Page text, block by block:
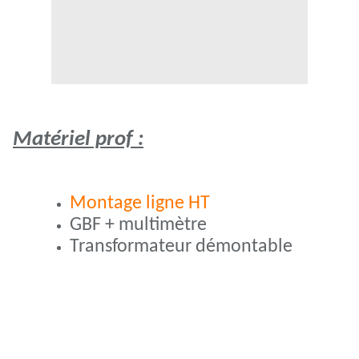
Matériel prof :
Montage ligne HT
GBF + multimètre
Transformateur démontable